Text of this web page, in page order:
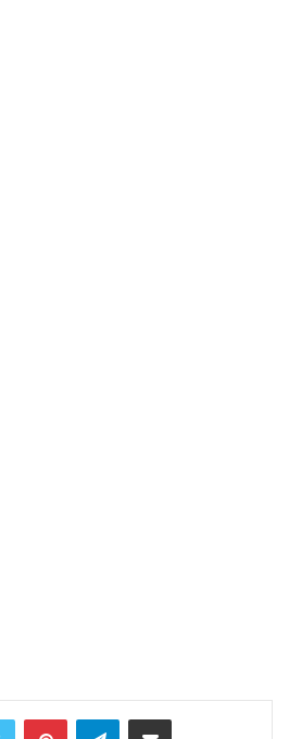
PinterestTelegramShare via Email